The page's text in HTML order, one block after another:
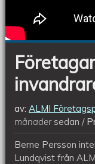
av: ALMI
månadersedan
Berne Persson
Lundqvist från